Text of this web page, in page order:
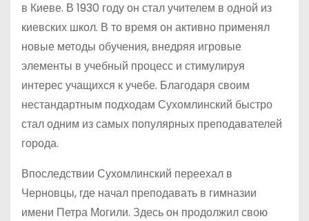
в Киеве. В 1930 году он стал учителем в одной из
киевских школ. В то время он активно применял
новые методы обучения, внедряя игровые
элементы в учебный процесс и стимулируя
интерес учащихся к учебе. Благодаря своим
нестандартным подходам Сухомлинский быстро
стал одним из самых популярных преподавателей
города.
Впоследствии Сухомлинский переехал в
Черновцы, где начал преподавать в гимназии
имени Петра Могили. Здесь он продолжил свою